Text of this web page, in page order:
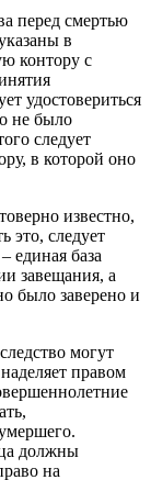
перед смертью
в
контору с
удостовериться
не было
следует
в которой оно
известно,
это, следует
единая база
завещания, а
было заверено и
могут
правом
должны
на